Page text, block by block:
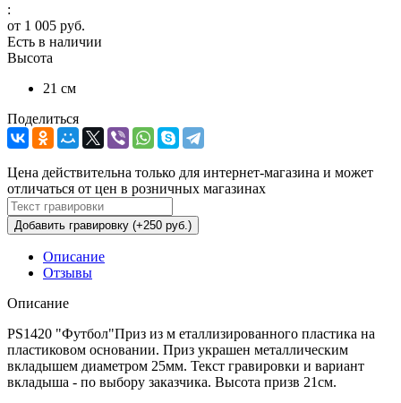
:
от 1 005 руб.
Есть в наличии
Высота
21 см
Поделиться
Цена действительна только для интернет-магазина и может
отличаться от цен в розничных магазинах
Добавить гравировку (+250 руб.)
Описание
Отзывы
Описание
PS1420 "Футбол"Приз из м еталлизированного пластика на
пластиковом основании. Приз украшен металлическим
вкладышем диаметром 25мм. Текст гравировки и вариант
вкладыша - по выбору заказчика. Высота призв 21см.